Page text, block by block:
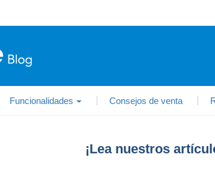
Funcionalidades Consejos de venta
¡Lea nuestros